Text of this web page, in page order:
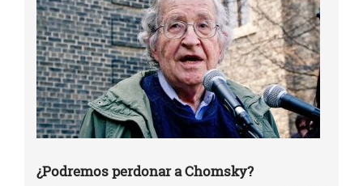
¿Podremos perdonar a Chomsky?